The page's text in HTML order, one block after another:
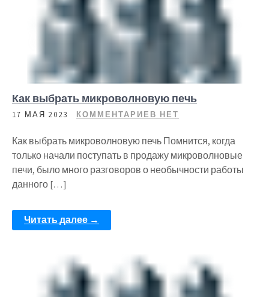
Как выбрать микроволновую печь
17 МАЯ 2023 КОММЕНТАРИЕВ НЕТ
Как выбрать микроволновую печь Помнится, когда
только начали поступать в продажу микроволновые
печи, было много разговоров о необычности работы
данного […]
Читать далее →